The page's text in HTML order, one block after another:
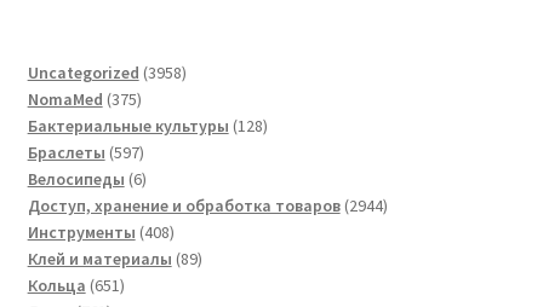
Uncategorized 39583958
NomaMed 375375
товаров
Бактериальные культуры 128128
Браслеты 597597
товаров
Велосипеды 66
товаров
Доступ, хранение и обработка товаров 29442944
Инструменты 408408
товаров
Клей и материалы 8989
Кольца 651651